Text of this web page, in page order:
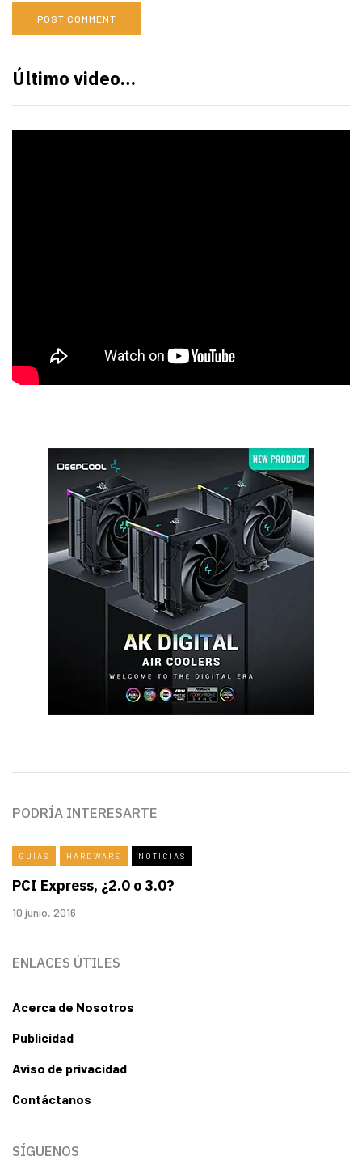
Último video…
PODRÍA INTERESARTE
GUÍAS HARDWARE NOTICIAS
PCI Express, ¿2.0 o 3.0?
10 junio, 2016
ENLACES ÚTILES
Acerca de Nosotros
Publicidad
Aviso de privacidad
Contáctanos
SÍGUENOS